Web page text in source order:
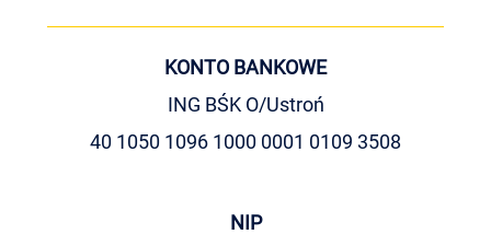
KONTO BANKOWE
ING BŚK O/Ustroń
40 1050 1096 1000 0001 0109 3508
NIP